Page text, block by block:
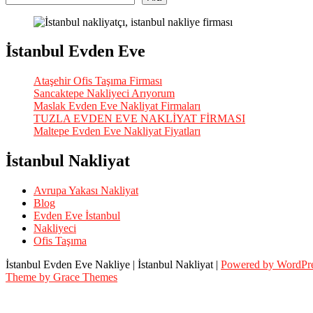
İstanbul Evden Eve
Ataşehir Ofis Taşıma Firması
Sancaktepe Nakliyeci Arıyorum
Maslak Evden Eve Nakliyat Firmaları
TUZLA EVDEN EVE NAKLİYAT FİRMASI
Maltepe Evden Eve Nakliyat Fiyatları
İstanbul Nakliyat
Avrupa Yakası Nakliyat
Blog
Evden Eve İstanbul
Nakliyeci
Ofis Taşıma
İstanbul Evden Eve Nakliye | İstanbul Nakliyat | Powered by
Theme by Grace Themes